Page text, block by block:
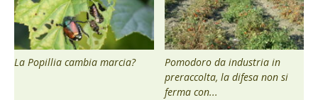
La Popillia cambia marcia?
Pomodoro da industria in
preraccolta, la difesa non si
ferma con...